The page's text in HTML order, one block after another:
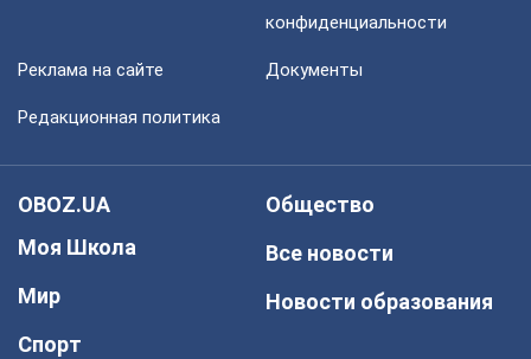
конфиденциальности
Реклама на сайте Документы
Редакционная политика
OBOZ.UA
Моя Школа
Мир
Спорт
Общество
Все новости
Новости образования